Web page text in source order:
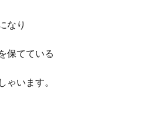
なり
保てている
ゃいます。